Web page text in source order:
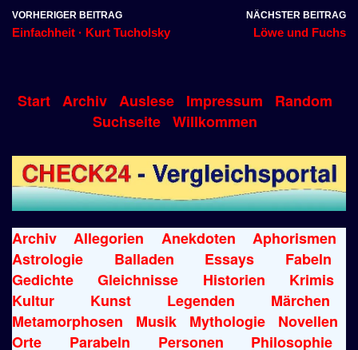
VORHERIGER BEITRAG
Einfachheit · Kurt Tucholsky
NÄCHSTER BEITRAG
Löwe und Fuchs
Start Archiv Auslese Impressum
Random
Suchseite Willkommen
Archiv Allegorien Anekdoten
Aphorismen
Astrologie
Balladen Essays
Fabeln
Gedichte
Gleichnisse Historien
Krimis
Kultur
Kunst Legenden
Märchen
Metamorphosen
Musik Mythologie
Novellen
Orte
Parabeln Personen Philosophie